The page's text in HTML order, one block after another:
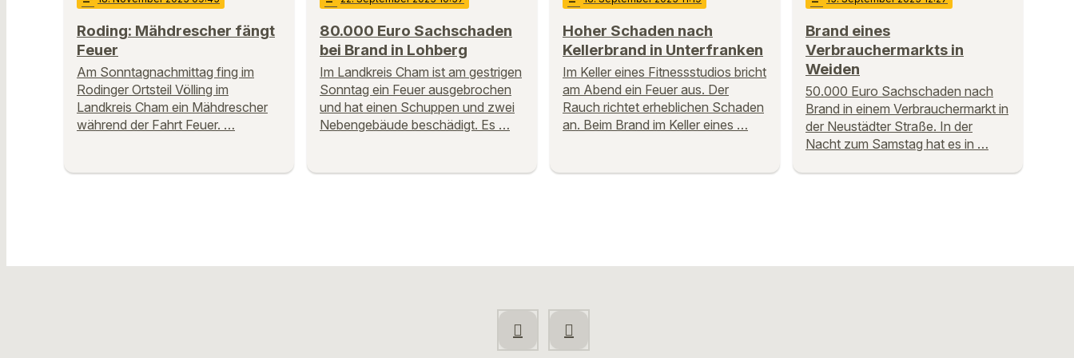
Roding: Mähdrescher fängt
Feuer
Am Sonntagnachmittag fing im
Rodinger Ortsteil Völling im
Landkreis Cham ein Mähdrescher
während der Fahrt Feuer. …
80.000 Euro Sachschaden
bei Brand in Lohberg
Im Landkreis Cham ist am gestrigen
Sonntag ein Feuer ausgebrochen
und hat einen Schuppen und zwei
Nebengebäude beschädigt. Es …
Hoher Schaden nach
Kellerbrand in Unterfranken
Im Keller eines Fitnessstudios bricht
am Abend ein Feuer aus. Der
Rauch richtet erheblichen Schaden
an. Beim Brand im Keller eines …
Brand eines
Verbrauchermarkts in
Weiden
50.000 Euro Sachschaden nach
Brand in einem Verbrauchermarkt in
der Neustädter Straße. In der
Nacht zum Samstag hat es in …